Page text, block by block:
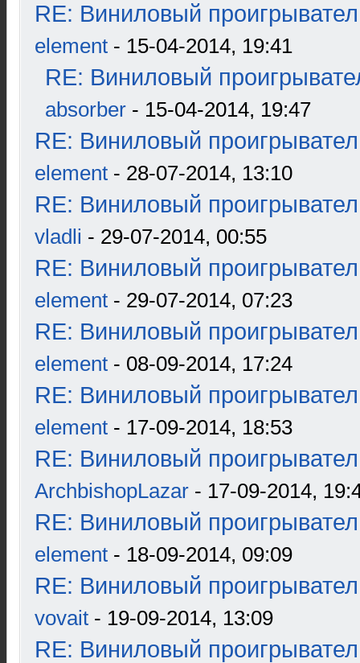
RE: Виниловый
element - 15-04-2014, 19:41
RE: Виниловый
absorber - 15-04-2014, 19:47
RE: Виниловый
element - 28-07-2014, 13:10
RE: Виниловый
vladli - 29-07-2014, 00:55
RE: Виниловый
element - 29-07-2014, 07:23
RE: Виниловый
element - 08-09-2014, 17:24
RE: Виниловый
element - 17-09-2014, 18:53
RE: Виниловый
ArchbishopLazar - 17-09-2014,
RE: Виниловый
element - 18-09-2014, 09:09
RE: Виниловый
vovait - 19-09-2014, 13:09
RE: Виниловый